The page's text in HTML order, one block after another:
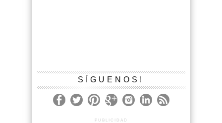
SÍGUENOS!
PUBLICIDAD